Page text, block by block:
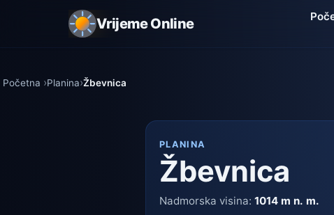
Vrijeme Online
Početna Planina Žbevnica
PLANINA
Žbevnica
Nadmorska visina:1014 m n. m.